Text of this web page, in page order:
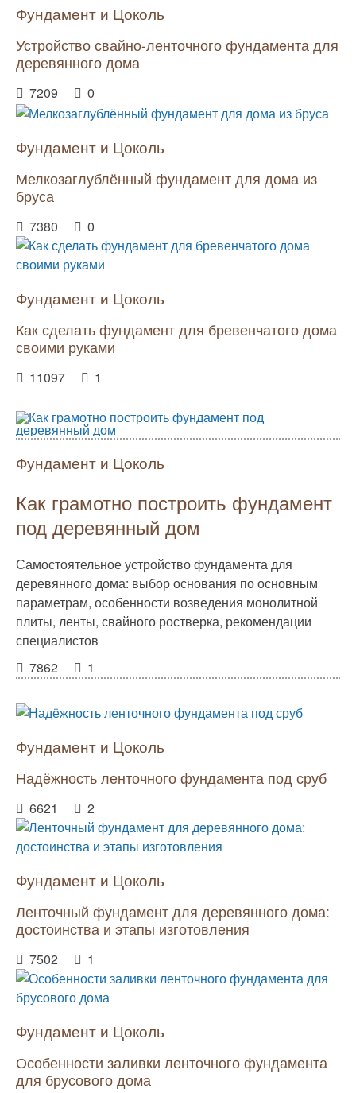
Фундамент и Цоколь
Устройство свайно-ленточного фундамента для
деревянного дома
7209 0
Фундамент и Цоколь
Мелкозаглублённый фундамент для дома из
бруса
7380 0
Фундамент и Цоколь
Как сделать фундамент для бревенчатого дома
своими руками
11097 1
Фундамент и Цоколь
Как грамотно построить фундамент
под деревянный дом
Самостоятельное устройство фундамента для
деревянного дома: выбор основания по основным
параметрам, особенности возведения монолитной
плиты, ленты, свайного ростверка, рекомендации
специалистов
7862
1
Фундамент и Цоколь
Надёжность ленточного фундамента под сруб
6621 2
Фундамент и Цоколь
Ленточный фундамент для деревянного дома:
достоинства и этапы изготовления
7502 1
Фундамент и Цоколь
Особенности заливки ленточного фундамента
для брусового дома